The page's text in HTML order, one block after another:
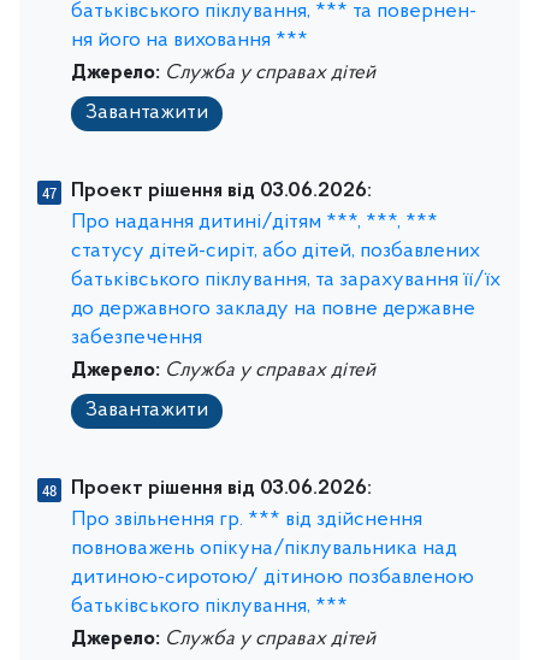
батьківського піклування, *** та повернен-
ня його на виховання ***
Джерело: Служба у справах дітей
Завантажити
Проект рішення від 03.06.2026:
Про надання дитині/дітям ***, ***, ***
статусу дітей-сиріт, або дітей, позбавлених
батьківського піклування, та зарахування її/їх
до державного закладу на повне державне
забезпечення
Джерело: Служба у справах дітей
Завантажити
Проект рішення від 03.06.2026:
Про звільнення гр. *** від здійснення
повноважень опікуна/піклувальника над
дитиною-сиротою/ дітиною позбавленою
батьківського піклування, ***
Джерело: Служба у справах дітей